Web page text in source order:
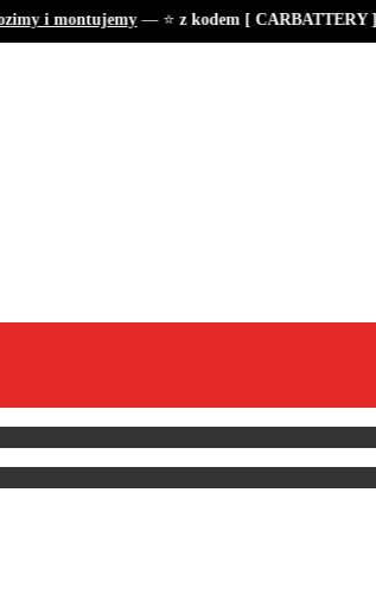
i montujemy— ⭐ z kodem [ CARBATTERY ]